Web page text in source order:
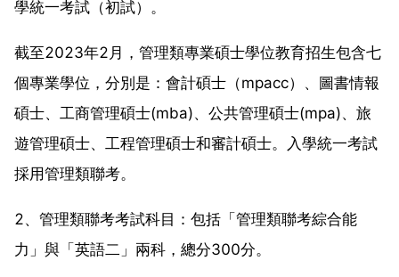
學統一考試（初試）。
截至2023年2月，管理類專業碩士學位教育招生包含七
個專業學位，分別是：會計碩士（mpacc）、圖書情報
碩士、工商管理碩士(mba)、公共管理碩士(mpa)、旅
遊管理碩士、工程管理碩士和審計碩士。入學統一考試
採用管理類聯考。
2、管理類聯考考試科目：包括「管理類聯考綜合能
力」與「英語二」兩科，總分300分。